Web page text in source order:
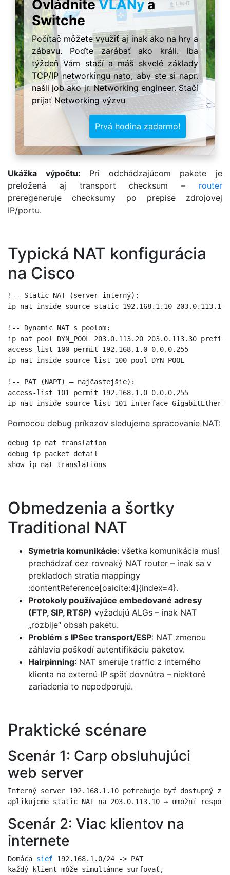
OvládniteVLANy a
Switche
Počítač môžete využiť aj inak ako na hry a
zábavu. Poďte zarábať ako králi. Iba
týždeň Vám stačí a máš skvelé základy
TCP/IP networkingu nato, aby ste si napr.
našli job ako jr. Networking engineer. Stačí
prijať Networking výzvu
Prvá hodina zadarmo!
Ukážka výpočtu: Pri odchádzajúcom pakete je
preložená aj transport checksum – router
preregeneruje checksumy po prepise zdrojovej
IP/portu.
Typická NAT konfigurácia
na Cisco
!-- Static NAT (server interný):
ip nat inside source static 192.168.1.10 203.0.113.10
!-- Dynamic NAT s poolom:
ip nat pool DYN_POOL 203.0.113.20 203.0.113.30
access-list 100 permit 192.168.1.0 0.0.0.255
ip nat inside source list 100 pool DYN_POOL
!-- PAT (NAPT) – najčastejšie):
access-list 101 permit 192.168.1.0 0.0.0.255
Pomocou debug príkazov sledujeme spracovanie NAT:
debug ip nat translation
debug ip packet detail
Obmedzenia a šortky
Traditional NAT
Symetria komunikácie: všetka komunikácia musí
prechádzať cez rovnaký NAT router – inak sa v
prekladoch stratia mappingy
:contentReference[oaicite:4]{index=4}.
Protokoly používajúce embedované adresy
(FTP, SIP, RTSP) vyžadujú ALGs – inak NAT
„rozbije“ obsah paketu.
Problém s IPSec transport/ESP: NAT zmenou
záhlavia poškodí autentifikáciu paketov.
Hairpinning: NAT smeruje traffic z interného
klienta na externú IP späť dovnútra – niektoré
zariadenia to nepodporujú.
Praktické scénare
Scenár 1: Carp obsluhujúci
web server
Interný server 192.168.1.10 potrebuje byť dostupný z
aplikujeme static NAT na 203.0.113.10 → umožní
Scenár 2: Viac klientov na
internete
Domáca sieť 192.168.1.0/24 -> PAT
každý klient môže simultánne surfovať,